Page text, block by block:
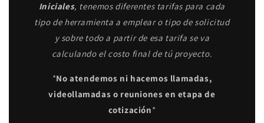
Iniciales, tenemos diferentes tarifas para cada
tipo de herramienta a emplear o tipo de solicitud
y sobre todo a partir de esa tarifa se va
calculando el costo final de tú proyecto.
*No atendemos ni hacemos llamadas,
videollamadas o reuniones en etapa de
cotización*